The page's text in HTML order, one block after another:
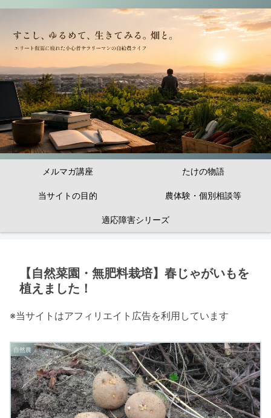
メルマガ講座 たけの物語
当サイトの目的 農体験・個別相談等
適応障害シリーズ
【自然菜園・無肥料栽培】春じゃがいもを
植えました！
※当サイトはアフィリエイト広告を利用しています
自然農